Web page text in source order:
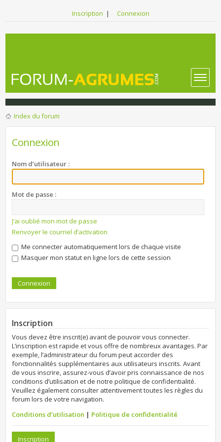
Inscription | Connexion
Index du forum
Connexion
Nom d’utilisateur :
Mot de passe :
J’ai oublié mon mot de passe
Renvoyer le courriel d’activation
Me connecter automatiquement lors de chaque visite
Masquer mon statut en ligne lors de cette session
Inscription
Vous devez être inscrit(e) avant de pouvoir vous connecter.
L’inscription est rapide et vous offre de nombreux avantages. Par
exemple, l’administrateur du forum peut accorder des
fonctionnalités supplémentaires aux utilisateurs inscrits. Avant
de vous inscrire, assurez-vous d’avoir pris connaissance de nos
conditions d’utilisation et de notre politique de confidentialité.
Veuillez également consulter attentivement toutes les règles du
forum lors de votre navigation.
Conditions d’utilisation | Politique de confidentialité
Inscription